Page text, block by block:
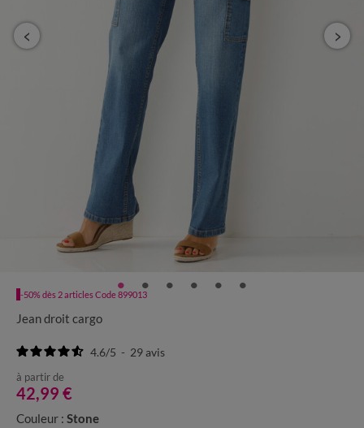
-50% dès 2 articles Code 899013
Jean droit cargo
4.6/5 - 29avis
à partir de
42,99 €
Couleur : Stone